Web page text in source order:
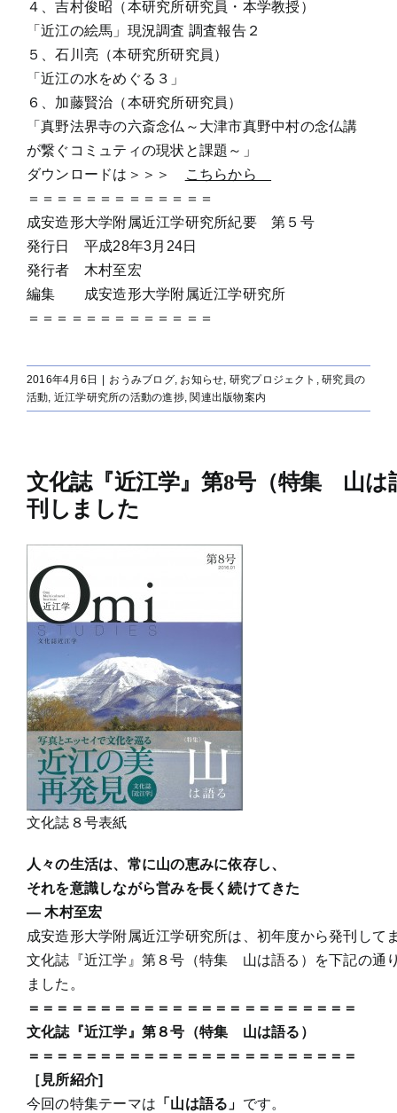
４、吉村俊昭（本研究所研究員・本学教授）
「近江の絵馬」現況調査 調査報告２
５、石川亮（本研究所研究員）
「近江の水をめぐる３」
６、加藤賢治（本研究所研究員）
「真野法界寺の六斎念仏～大津市真野中村の念仏講
が繋ぐコミュティの現状と課題～」
ダウンロードは＞＞＞
こちらから
＝＝＝＝＝＝＝＝＝＝＝＝＝
成安造形大学附属近江学研究所紀要 第５号
発行日 平成28年3月24日
発行者 木村至宏
編集 成安造形大学附属近江学研究所
＝＝＝＝＝＝＝＝＝＝＝＝＝
2016年4月6日 おうみブログ, お知らせ, 研究プロジェクト ,研究員の
活動, 近江学研究所の活動の進捗, 関連出版物案内
文化誌『近江学』第8号（特集 山は
刊しました
文化誌８号表紙
人々の生活は、常に山の恵みに依存し、
それを意識しながら営みを長く続けてきた
― 木村至宏
成安造形大学附属近江学研究所は、初年度から発刊して
文化誌『近江学』第８号（特集 山は語る）を下記の通
ました。
＝＝＝＝＝＝＝＝＝＝＝＝＝＝＝＝＝＝＝＝＝＝＝
文化誌『近江学』第８号（特集 山は語る）
＝＝＝＝＝＝＝＝＝＝＝＝＝＝＝＝＝＝＝＝＝＝＝
［見所紹介]
今回の特集テーマは 「山は語る」 です。